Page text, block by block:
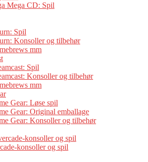
Mega CD: Spil
Spil
Konsoller og tilbehør
mm
Spil
Konsoller og tilbehør
mm
Gear: Løse spil
Gear: Original emballage
Gear: Konsoller og tilbehør
konsoller og spil
konsoller og spil